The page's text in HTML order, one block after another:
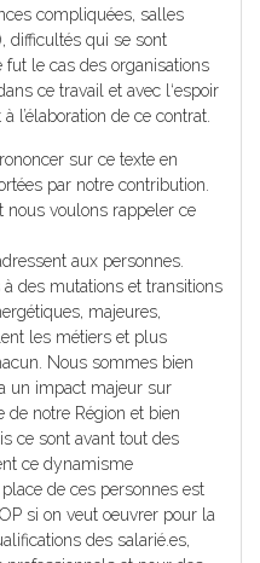
compliquées, salles
difficultés qui se sont
fut le cas des organisations
ce travail et avec l‘espoir
l’élaboration de ce contrat.
sur ce texte en
par notre contribution.
nous voulons rappeler ce
aux personnes.
des mutations et transitions
majeures,
les métiers et plus
Nous sommes bien
un impact majeur sur
de notre Région et bien
ce sont avant tout des
ce dynamisme
de ces personnes est
si on veut oeuvrer pour la
des salarié.es,